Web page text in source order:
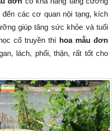
các cơ quan nội tạng, kích
giúp tăng sức khỏe và tuổi
cổ truyền thì hoa mẫu đơn
lách, phổi, thận, rất tốt cho